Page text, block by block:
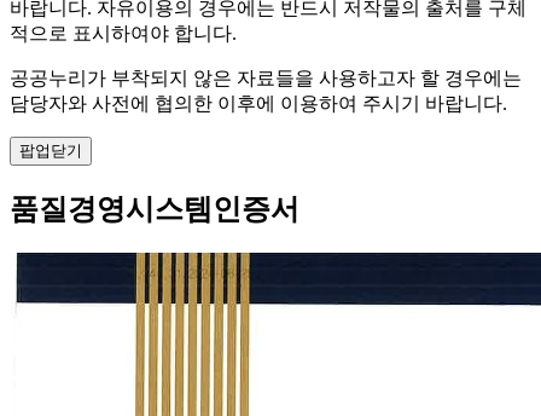
바랍니다. 자유이용의 경우에는 반드시 저작물의 출처를 구체
적으로 표시하여야 합니다.
공공누리가 부착되지 않은 자료들을 사용하고자 할 경우에는
담당자와 사전에 협의한 이후에 이용하여 주시기 바랍니다.
팝업닫기
품질경영시스템인증서